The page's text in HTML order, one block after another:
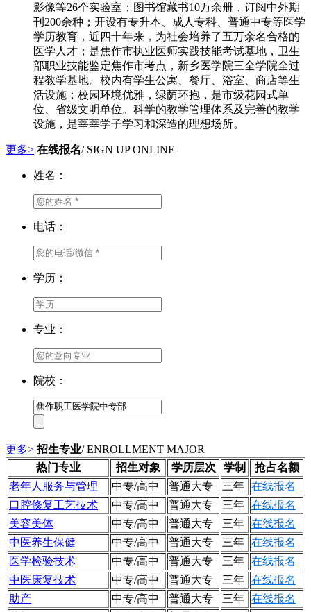
影像等26个实验室；图书馆藏书10万余册，订阅中外期
刊200余种；开设有专升本、成人专科、普通中专等医学
学历教育，近四十年来，为社会培养了五万余名合格的
医学人才；是焦作市执业医师实践技能考试基地，卫生
部职业技能鉴定焦作市考点，新乡医学院三全学院全过
程教学基地。校内有学生公寓、餐厅、浴室、商店等生
活设施；校园环境优雅，绿荫环抱，是市级花园式单
位、省级文明单位。科学的教学管理体系及完善的教学
设施，是莘莘学子学习和深造的理想场所。
更多> 在线报名/ SIGN UP ONLINE
姓名：
电话：
学历：
专业：
院校：
更多> 招生专业/ ENROLLMENT MAJOR
热门专业
招生对象 学历层次 学制
抢占名额
老年人服务与管理
中专/高中 普通大专 三年 在线报名
口腔修复工艺技术
中专/高中 普通大专 三年 在线报名
美容美体
中专/高中 普通大专 三年 在线报名
中医养生保健
中专/高中 普通大专 三年 在线报名
医学检验技术
中专/高中 普通大专 三年 在线报名
中医康复技术
中专/高中 普通大专 三年 在线报名
助产
中专/高中 普通大专 三年 在线报名